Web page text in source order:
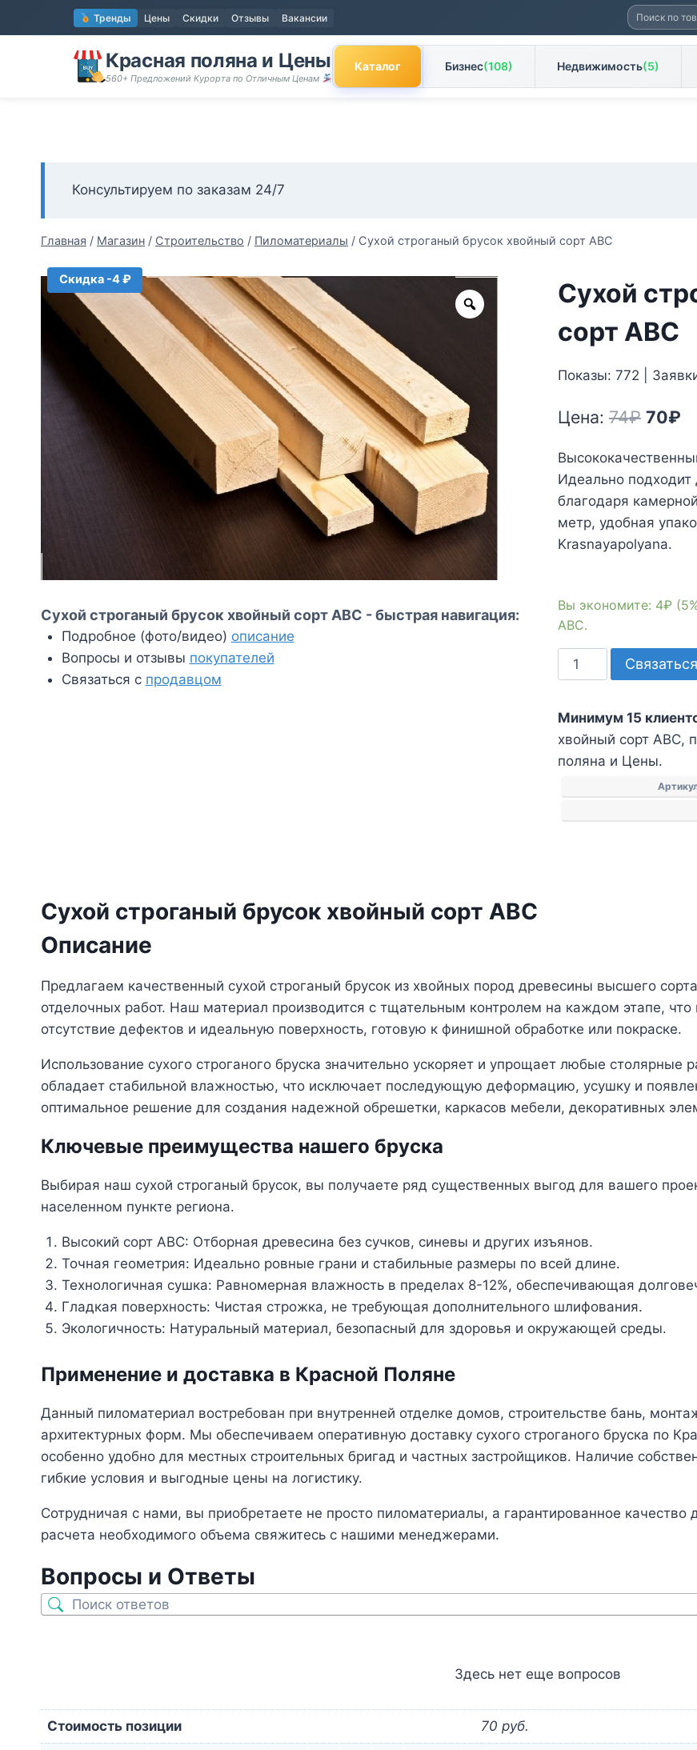
к
содержимому
Тренды Цены Скидки Отзывы Вакансии Искать:
Красная поляна и Цены
560+ Предложений Курорта по Отличным Ценам
Каталог Бизнес(108) Недвижимость(5)
Консультируем по заказам 24/7
Главная / Магазин / Строительство / Пиломатериалы / Сухой строганый брусок хвойный сорт АВС
Скидка -4 ₽
Zoom
Сухой
сорт АВС
Показы: 772 |
Цена: 74₽
74₽.
70₽
Идеально подходит
благодаря
метр, удобная
Krasnayapolyana.
Вы экономите: 4₽
АВС.
Количество
товара
строганый
брусок
хвойный
Минимум 15
хвойный сорт АВС,
поляна и Цены.
Сухой строганый брусок хвойный сорт АВС - быстрая навигация:
Подробное (фото/видео) описание
Вопросы и отзывы покупателей
Связаться с продавцом
Сухой строганый брусок хвойный сорт АВС
Описание
Предлагаем качественный сухой строганый брусок из хвойных пород древесины высшего
отделочных работ. Наш материал производится с тщательным контролем на каждом этапе, что
отсутствие дефектов и идеальную поверхность, готовую к финишной обработке или покраске.
Использование сухого строганого бруска значительно ускоряет и упрощает любые
обладает стабильной влажностью, что исключает последующую деформацию, усушку и
оптимальное решение для создания надежной обрешетки, каркасов мебели, декоративных
Ключевые преимущества нашего бруска
Выбирая наш сухой строганый брусок, вы получаете ряд существенных выгод для вашего
населенном пункте региона.
Высокий сорт АВС: Отборная древесина без сучков, синевы и других изъянов.
Точная геометрия: Идеально ровные грани и стабильные размеры по всей длине.
Технологичная сушка: Равномерная влажность в пределах 8-12%, обеспечивающая
Гладкая поверхность: Чистая строжка, не требующая дополнительного шлифования.
Экологичность: Натуральный материал, безопасный для здоровья и окружающей среды.
Применение и доставка в Красной Поляне
Данный пиломатериал востребован при внутренней отделке домов, строительстве бань,
архитектурных форм. Мы обеспечиваем оперативную доставку сухого строганого бруска по
особенно удобно для местных строительных бригад и частных застройщиков. Наличие
гибкие условия и выгодные цены на логистику.
Сотрудничая с нами, вы приобретаете не просто пиломатериалы, а гарантированное
расчета необходимого объема свяжитесь с нашими менеджерами.
Вопросы и Ответы
Здесь нет еще вопросов
Стоимость позиции 70 руб.